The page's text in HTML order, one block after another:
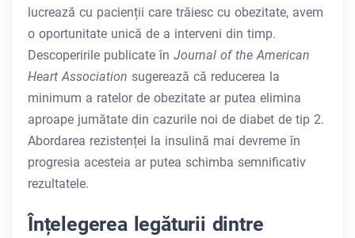
lucrează cu pacienții care trăiesc cu obezitate, avem
o oportunitate unică de a interveni din timp.
Descoperirile publicate în Journal of the American
Heart Association sugerează că reducerea la
minimum a ratelor de obezitate ar putea elimina
aproape jumătate din cazurile noi de diabet de tip 2.
Abordarea rezistenței la insulină mai devreme în
progresia acesteia ar putea schimba semnificativ
rezultatele.
Înțelegerea legăturii dintre